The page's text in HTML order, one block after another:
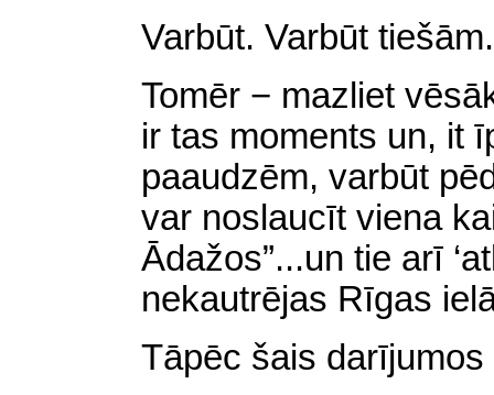
Varbūt. Varbūt
Tomēr − mazliet
ir tas moments un, it
paaudzēm, varbūt
var noslaucīt viena
Ādažos”...un tie arī
nekautrējas Rīgas
Tāpēc šais